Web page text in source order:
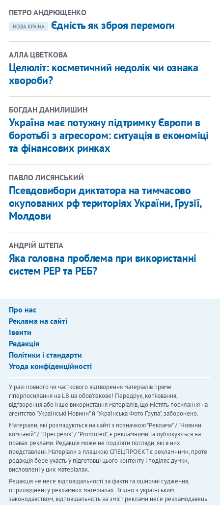
ПЕТРО АНДРЮЩЕНКО
НОВА КРАЇНА Єдність як зброя перемоги
АЛЛА ЦВЕТКОВА
Целюліт: косметичний недолік чи ознака
хвороби?
БОГДАН ДАНИЛИШИН
Україна має потужну підтримку Європи в
боротьбі з агресором: ситуація в економіці
та фінансових ринках
ПАВЛО ЛИСЯНСЬКИЙ
Псевдовибори диктатора на тимчасово
окупованих рф територіях України, Грузії,
Молдови
АНДРІЙ ШТЕПА
Яка головна проблема при використанні
систем РЕР та РЕБ?
Про нас
Реклама на сайті
Івенти
Редакція
Політики і стандарти
Угода конфіденційності
У разі повного чи часткового відтворення матеріалів пряме
гіперпосилання на LB.ua обов'язкове! Передрук, копіювання,
відтворення або інше використання матеріалів, що містять посилання на
агентство "Українськi Новини" й "Українська Фото Група", заборонено.
Матеріали, які розміщуються на сайті з позначкою "Реклама" / "Новини
компаній" / "Пресреліз" / "Promoted", є рекламними та публікуються на
правах реклами. Редакція може не поділяти погляди, які в них
представлені. Матеріали з плашкою СПЕЦПРОЄКТ є рекламними, проте
редакція бере участь у підготовці цього контенту і поділяє думки,
висловлені у цих матеріалах.
Редакція не несе відповідальності за факти та оціночні судження,
оприлюднені у рекламних матеріалах. Згідно з українським
законодавством, відповідальність за зміст реклами несе рекламодавець.